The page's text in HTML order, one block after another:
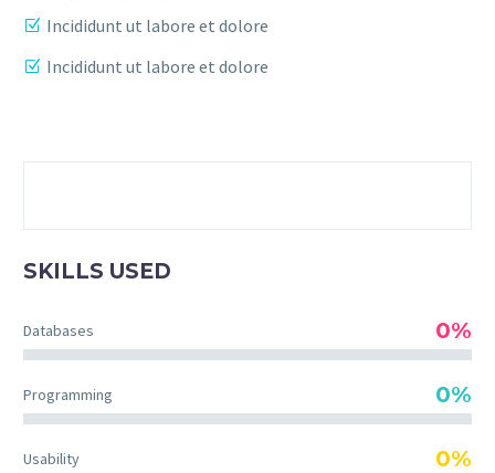
Incididunt ut labore et dolore
Incididunt ut labore et dolore
SKILLS USED
Databases 0%
Programming 0%
Usability 0%